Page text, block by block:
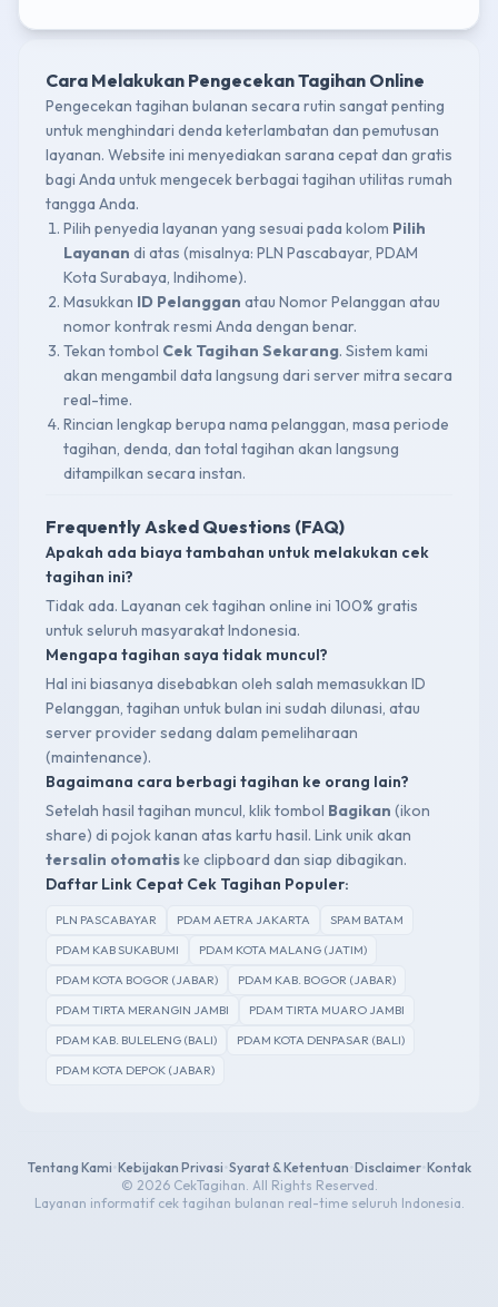
Cara Melakukan Pengecekan Tagihan Online
Pengecekan tagihan bulanan secara rutin sangat penting
untuk menghindari denda keterlambatan dan pemutusan
layanan. Website ini menyediakan sarana cepat dan gratis
bagi Anda untuk mengecek berbagai tagihan utilitas rumah
tangga Anda.
Pilih penyedia layanan yang sesuai pada kolom Pilih
Layanan di atas (misalnya: PLN Pascabayar, PDAM
Kota Surabaya, Indihome).
Masukkan ID Pelanggan atau Nomor Pelanggan atau
nomor kontrak resmi Anda dengan benar.
Tekan tombol Cek Tagihan Sekarang. Sistem kami
akan mengambil data langsung dari server mitra secara
real-time.
Rincian lengkap berupa nama pelanggan, masa periode
tagihan, denda, dan total tagihan akan langsung
ditampilkan secara instan.
Frequently Asked Questions (FAQ)
Apakah ada biaya tambahan untuk melakukan cek
tagihan ini?
Tidak ada. Layanan cek tagihan online ini 100% gratis
untuk seluruh masyarakat Indonesia.
Mengapa tagihan saya tidak muncul?
Hal ini biasanya disebabkan oleh salah memasukkan ID
Pelanggan, tagihan untuk bulan ini sudah dilunasi, atau
server provider sedang dalam pemeliharaan
(maintenance).
Bagaimana cara berbagi tagihan ke orang lain?
Setelah hasil tagihan muncul, klik tombol Bagikan (ikon
share) di pojok kanan atas kartu hasil. Link unik akan
tersalin otomatiske clipboard dan siap dibagikan.
Daftar Link Cepat Cek Tagihan Populer:
PLN PASCABAYAR PDAM AETRA JAKARTA
SPAM BATAM
PDAM KAB SUKABUMI
PDAM KOTA MALANG (JATIM)
PDAM KOTA BOGOR (JABAR)
PDAM KAB. BOGOR (JABAR)
PDAM TIRTA MERANGIN JAMBI
PDAM TIRTA MUARO JAMBI
PDAM KAB. BULELENG (BALI)
PDAM KOTA DENPASAR (BALI)
PDAM KOTA DEPOK (JABAR)
Tentang Kami •Kebijakan Privasi •Syarat & Ketentuan •Disclaimer•Kontak
© 2026 CekTagihan. All Rights Reserved.
Layanan informatif cek tagihan bulanan real-time seluruh Indonesia.